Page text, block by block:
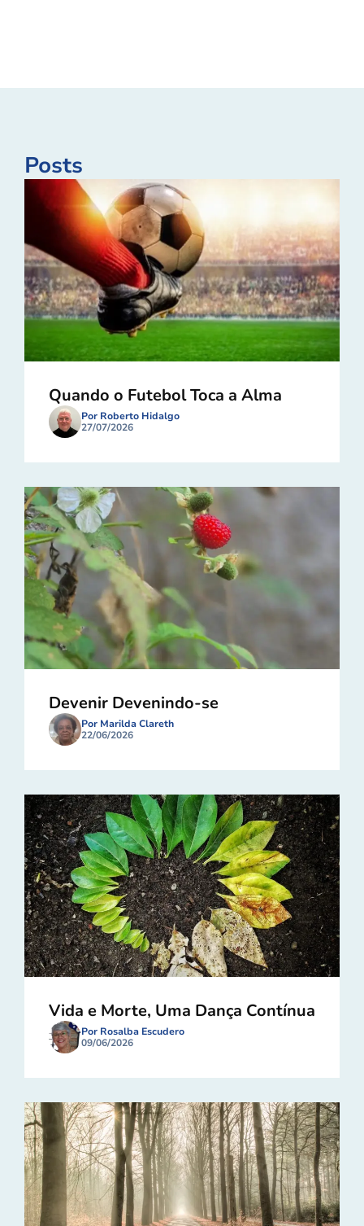
Posts
Quando o Futebol Toca a Alma
Por Roberto Hidalgo
27/07/2026
Devenir Devenindo-se
Por Marilda Clareth
22/06/2026
Vida e Morte, Uma Dança Contínua
Por Rosalba Escudero
09/06/2026